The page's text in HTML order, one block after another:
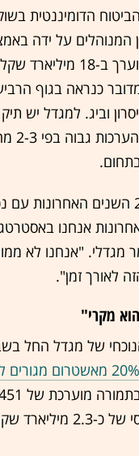
הדומיננטית
המנוהלים על ידה
וכספי העמיתים מוערך ב-
כנראה בגוף
וביג. למגדל יש
"התיק נבנה ב-20 השנים
אנחנו
מגדלי. "אנחנו לא
לאורך זמן".
מקרי"
של מגדל החל
דיווח לפיו תרכוש 20%
המשקפת שווי נכסי של כ-